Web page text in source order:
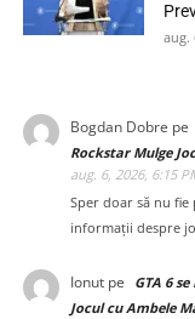
aug.
Bogdan Dobre pe
Rockstar Mulge
aug. 6, 2026, 6:15
Sper doar să nu
informații despre
Ionut pe
GTA 6
Jocul cu Ambele